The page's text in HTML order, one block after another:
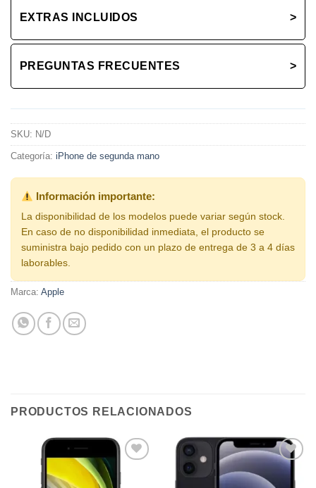
EXTRAS INCLUIDOS >
PREGUNTAS FRECUENTES >
SKU: N/D
Categoría: iPhone de segunda mano
Información importante:
La disponibilidad de los modelos puede variar según stock.
En caso de no disponibilidad inmediata, el producto se
suministra bajo pedido con un plazo de entrega de 3 a 4 días
laborables.
Marca: Apple
PRODUCTOS RELACIONADOS
Añadir
Añadir